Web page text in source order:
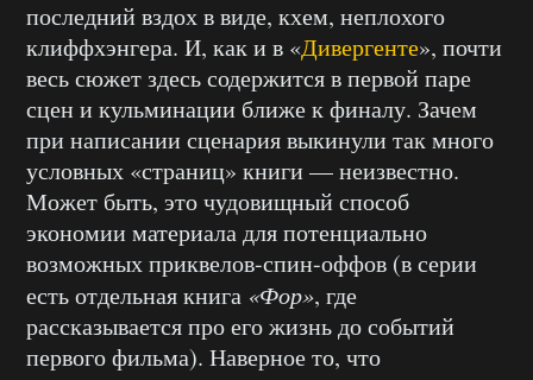
последний вздох в виде, кхем, неплохого
клиффхэнгера. И, как и в «Дивергенте», почти
весь сюжет здесь содержится в первой паре
сцен и кульминации ближе к финалу. Зачем
при написании сценария выкинули так много
условных «страниц» книги — неизвестно.
Может быть, это чудовищный способ
экономии материала для потенциально
возможных приквелов-спин-оффов (в серии
есть отдельная книга «Фор», где
рассказывается про его жизнь до событий
первого фильма). Наверное то, что